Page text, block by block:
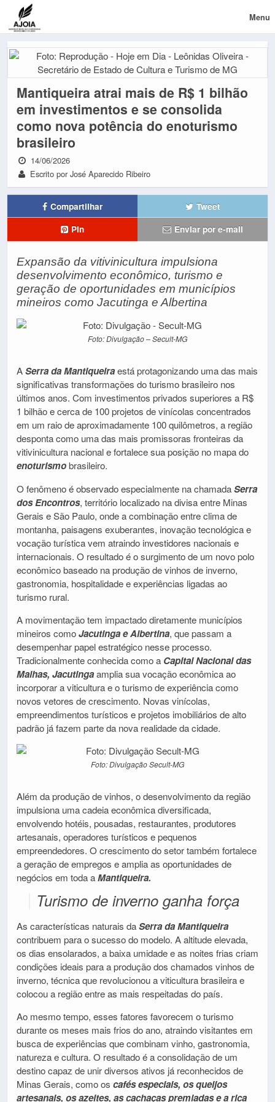
Menu
Mantiqueira atrai mais de R$ 1 bilhão
em investimentos e se consolida
como nova potência do enoturismo
brasileiro
14/06/2026
Escrito por José Aparecido Ribeiro
Compartilhar
Tweet
Pin
Enviar por e-mail
Expansão da vitivinicultura impulsiona
desenvolvimento econômico, turismo e
geração de oportunidades em municípios
mineiros como Jacutinga e Albertina
Foto: Divulgação – Secult-MG
ASerra da Mantiqueiraestá protagonizando uma das mais
significativas transformações do turismo brasileiro nos
últimos anos. Com investimentos privados superiores a R$
1 bilhão e cerca de 100 projetos de vinícolas concentrados
em um raio de aproximadamente 100 quilômetros, a região
desponta como uma das mais promissoras fronteiras da
vitivinicultura nacional e fortalece sua posição no mapa do
enoturismobrasileiro.
O fenômeno é observado especialmente na chamadaSerra
dos Encontros, território localizado na divisa entre Minas
Gerais e São Paulo, onde a combinação entre clima de
montanha, paisagens exuberantes, inovação tecnológica e
vocação turística vem atraindo investidores nacionais e
internacionais. O resultado é o surgimento de um novo polo
econômico baseado na produção de vinhos de inverno,
gastronomia, hospitalidade e experiências ligadas ao
turismo rural.
A movimentação tem impactado diretamente municípios
mineiros comoJacutinga e Albertina, que passam a
desempenhar papel estratégico nesse processo.
Tradicionalmente conhecida como a Capital Nacional das
Malhas, Jacutingaamplia sua vocação econômica ao
incorporar a viticultura e o turismo de experiência como
novos vetores de crescimento. Novas vinícolas,
empreendimentos turísticos e projetos imobiliários de alto
padrão já fazem parte da nova realidade da cidade.
Foto: Divulgação Secult-MG
Além da produção de vinhos, o desenvolvimento da região
impulsiona uma cadeia econômica diversificada,
envolvendo hotéis, pousadas, restaurantes, produtores
artesanais, operadores turísticos e pequenos
empreendedores. O crescimento do setor também fortalece
a geração de empregos e amplia as oportunidades de
negócios em toda aMantiqueira.
Turismo de inverno ganha força
As características naturais daSerra da Mantiqueira
contribuem para o sucesso do modelo. A altitude elevada,
os dias ensolarados, a baixa umidade e as noites frias criam
condições ideais para a produção dos chamados vinhos de
inverno, técnica que revolucionou a viticultura brasileira e
colocou a região entre as mais respeitadas do país.
Ao mesmo tempo, esses fatores favorecem o turismo
durante os meses mais frios do ano, atraindo visitantes em
busca de experiências que combinam vinho, gastronomia,
natureza e cultura. O resultado é a consolidação de um
destino capaz de unir diversos ativos já reconhecidos de
Minas Gerais, como os cafés especiais, os queijos
artesanais, os azeites, as cachaças premiadas e a rica